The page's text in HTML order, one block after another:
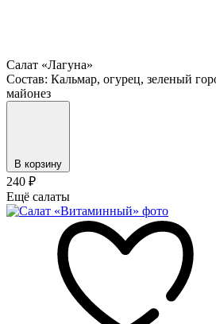
Салат «Лагуна»
Состав: Кальмар, огурец, зеленый
майонез
В корзину
240 ₽
Ещё салаты